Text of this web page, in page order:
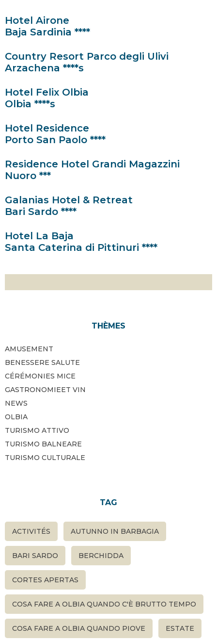
Hotel Airone
Baja Sardinia ****
Country Resort Parco degli Ulivi
Arzachena ****s
Hotel Felix Olbia
Olbia ****s
Hotel Residence
Porto San Paolo ****
Residence Hotel Grandi Magazzini
Nuoro ***
Galanias Hotel & Retreat
Bari Sardo ****
Hotel La Baja
Santa Caterina di Pittinuri ****
THÈMES
AMUSEMENT
BENESSERE SALUTE
CÉRÉMONIES MICE
GASTRONOMIEET VIN
NEWS
OLBIA
TURISMO ATTIVO
TURISMO BALNEARE
TURISMO CULTURALE
TAG
ACTIVITÉS AUTUNNO IN BARBAGIA
BARI SARDO BERCHIDDA
CORTES APERTAS
COSA FARE A OLBIA QUANDO C'È BRUTTO TEMPO
COSA FARE A OLBIA QUANDO PIOVE ESTATE